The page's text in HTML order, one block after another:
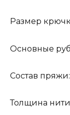
Размер
Основные
Состав
Толщина